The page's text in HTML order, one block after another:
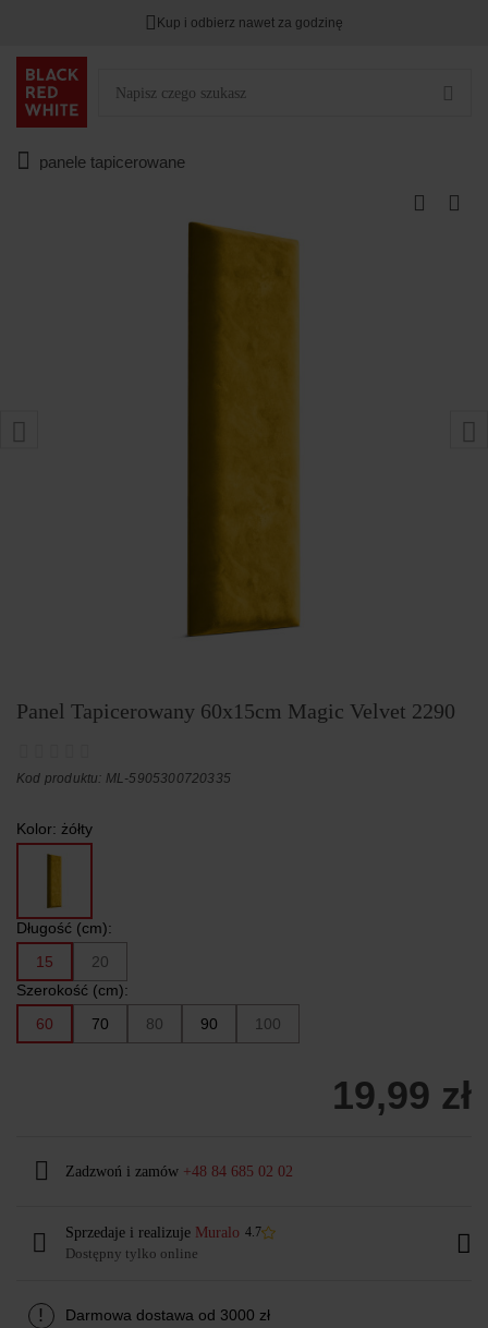
Kup i odbierz nawet za godzinę
panele tapicerowane
Panel Tapicerowany 60x15cm Magic Velvet 2290
Kod produktu: ML-5905300720335
Kolor: żółty
Długość (cm):
15
20
Szerokość (cm):
60
70 80 90 100
19,99 zł
Zadzwoń i zamów +48 84 685 02 02
Sprzedaje i realizuje Muralo 4.7
Dostępny tylko online
! Darmowa dostawa od 3000 zł